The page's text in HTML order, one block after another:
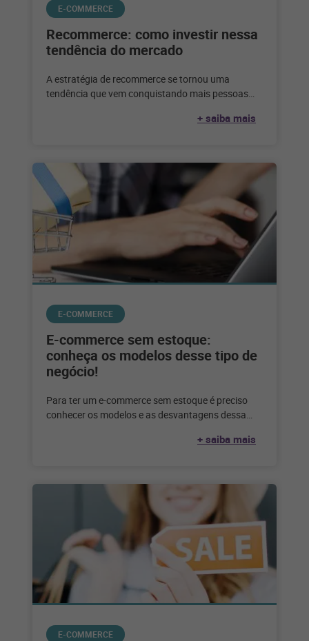
E-COMMERCE
Recommerce: como investir nessa
tendência do mercado
A estratégia de recommerce se tornou uma
tendência que vem conquistando mais pessoas
+ saiba mais
E-COMMERCE
E-commerce sem estoque:
conheça os modelos desse tipo de
negócio!
Para ter um e-commerce sem estoque é preciso
conhecer os modelos e as desvantagens dessa
+ saiba mais
E-COMMERCE